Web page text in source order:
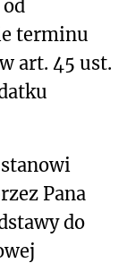
terminu
art. 45 ust.
Pana
do